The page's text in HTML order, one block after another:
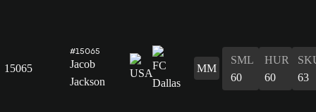
15065
#15065
Jacob
Jackson
MM
SML
60
HUR
60
63